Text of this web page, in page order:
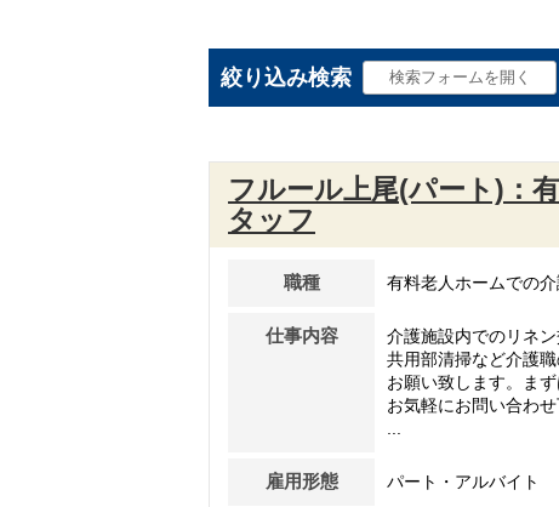
絞り込み検索
フルール上尾(パート)：
タッフ
職種 有料老人ホームでの
仕事内容
介護施設内でのリネン
共用部清掃など介護
お願い致します。まず
お気軽にお問い合わせ
...
雇用形態 パート・アルバイト